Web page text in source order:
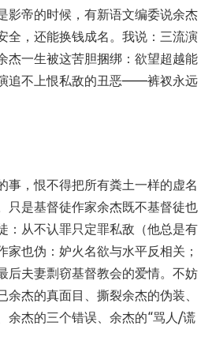
影帝的时候，有新语文编委说余杰
全，还能换钱成名。我说：三流演
杰一生被这苦胆捆绑：欲望超越能
追不上恨私敌的丑恶——裤衩永远
事，恨不得把所有粪土一样的虚名
只是基督徒作家余杰既不基督徒也
：从不认罪只定罪私敌（他总是有
家也伪：妒火名欲与水平反相关；
后夫妻剽窃基督教会的爱情。不妨
余杰的真面目、撕裂余杰的伪装、
余杰的三个错误、余杰的“骂人/谎